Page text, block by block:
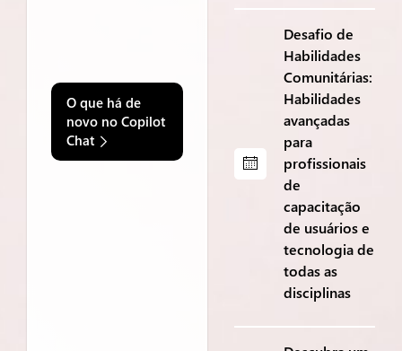
O que há de
novo no Copilot
Chat
Desafio de
Habilidades
Comunitárias:
Habilidades
avançadas
para
profissionais
de
capacitação
de usuários e
tecnologia de
todas as
disciplinas